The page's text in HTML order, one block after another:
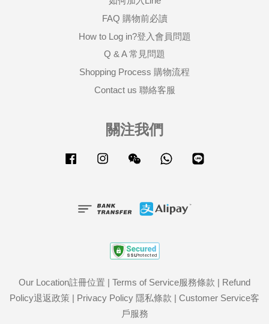
FAQ 購物前必讀
How to Log in?登入會員問題
Q & A 常見問題
Shopping Process 購物流程
Contact us 聯絡客服
關注我們
Facebook Instagram Wechat Whatsapp
Our Location註冊位置 | Terms of Service服務條款 | Refund
Policy退返政策 | Privacy Policy 隱私條款 | Customer Service客
戶服務